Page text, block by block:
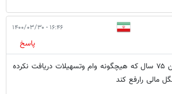
۱۶:۴۶ - ۱۴۰۰/۰۳/۳۰
پاسخ
سلام .چرابه بازنشسته سن ۷۵ سال که هیچگونه وام وتسهیلات دریافت نکرده
مالی رارفع کند